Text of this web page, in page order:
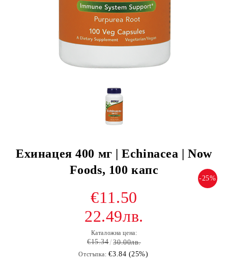
Ехинацея 400 мг | Echinacea | Now
Foods, 100 капс
-25%
€11.50
22.49лв.
Каталожна цена:
€15.34 30.00лв.
Отстъпка: €3.84 (25%)